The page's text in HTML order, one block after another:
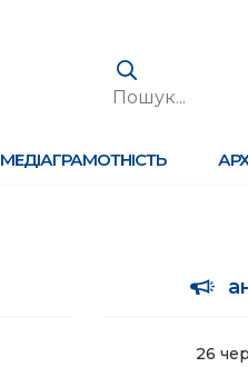
МЕДІАГРАМОТНІСТЬ
26